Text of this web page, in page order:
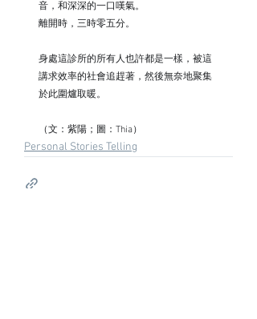
音，和深深的一口嘆氣。
離開時，三時零五分。
身處這診所的所有人也許都是一樣，被這
講求效率的社會追趕著，然後無奈地聚集
於此圍爐取暖。
（文：紫陽；圖：Thia）
Personal Stories Telling